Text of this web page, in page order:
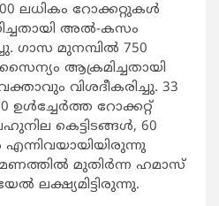
ലധികം റോക്കറ്റുകള്‍
അല്‍-കസം
ഗാസ മുനമ്പില്‍ 750
ആക്രമിച്ചതായി
വിശദീകരിച്ചു. 33
ഉള്‍ച്ചേര്‍ത്ത റോക്കറ്റ്
കെട്ടിടങ്ങള്‍, 60
എന്നിവയായിയിരുന്നു
മുതിര്‍ന്ന ഹമാസ്
ലക്ഷ്യമിട്ടിരുന്നു.